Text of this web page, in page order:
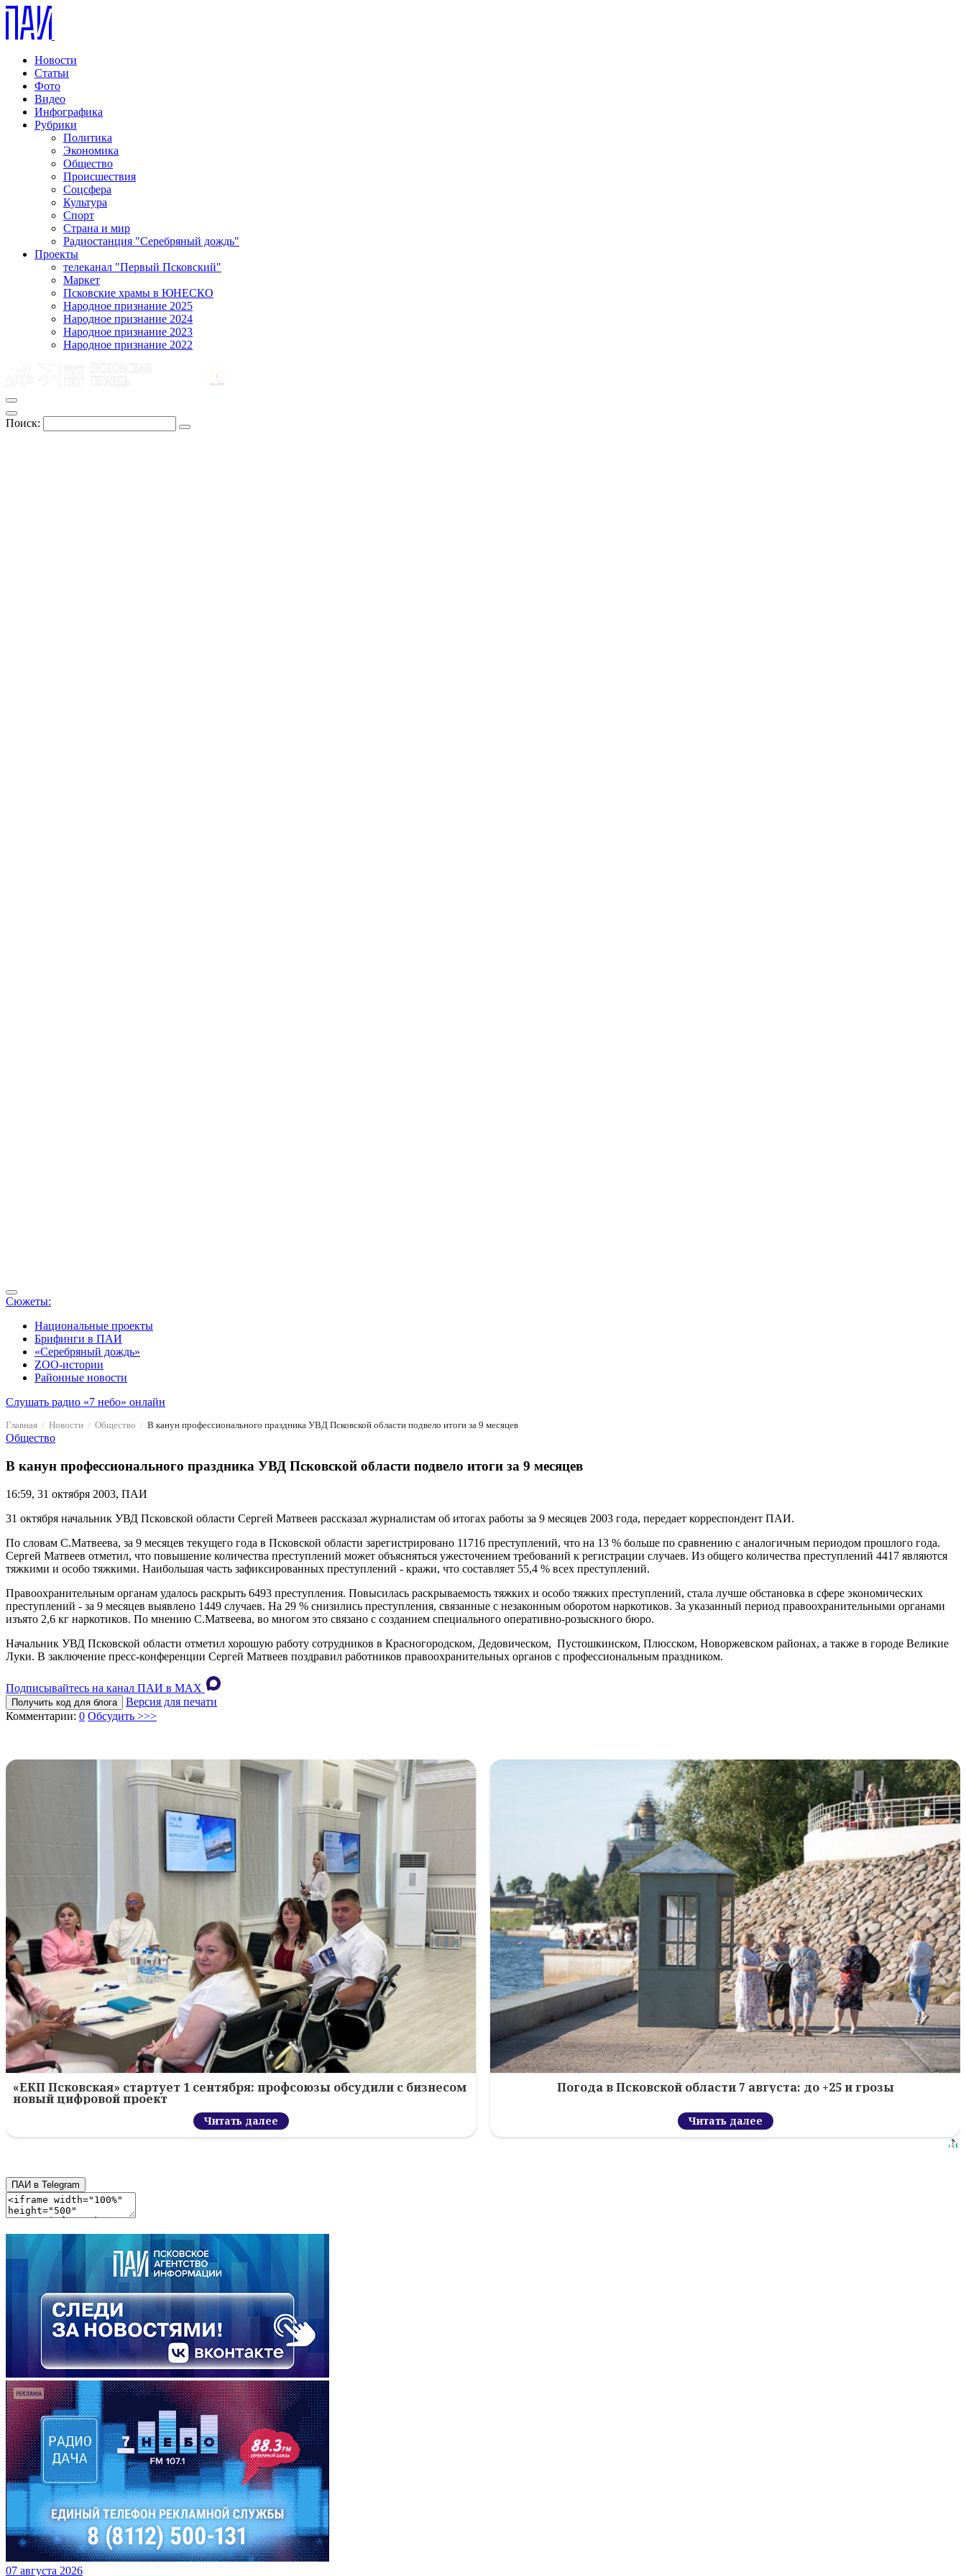
Новости
Статьи
Фото
Видео
Инфографика
Рубрики
Политика
Экономика
Общество
Происшествия
Соцсфера
Культура
Спорт
Страна и мир
Радиостанция "Серебряный дождь"
Проекты
телеканал "Первый Псковский"
Маркет
Псковские храмы в ЮНЕСКО
Народное признание 2025
Народное признание 2024
Народное признание 2023
Народное признание 2022
Поиск:
Сюжеты:
Национальные проекты
Брифинги в ПАИ
«Серебряный дождь»
ZOO-истории
Районные новости
Слушать радио «7 небо» онлайн
Главная Новости Общество В канун профессионального праздника УВД Псковской области подвело итоги за 9 месяцев
Общество
В канун профессионального праздника УВД Псковской области подвело итоги за 9 месяцев
16:59, 31 октября 2003, ПАИ
31 октября начальник УВД Псковской области Сергей Матвеев рассказал журналистам об итогах работы за 9 месяцев 2003 года, передает корреспондент ПАИ.
По словам С.Матвеева, за 9 месяцев текущего года в Псковской области зарегистрировано 11716 преступлений, что на 13 % больше по сравнению с аналогичным периодом прошлого года.
Сергей Матвеев отметил, что повышение количества преступлений может объясняться ужесточением требований к регистрации случаев. Из общего количества преступлений 4417 являются
тяжкими и особо тяжкими. Наибольшая часть зафиксированных преступлений - кражи, что составляет 55,4 % всех преступлений.
Правоохранительным органам удалось раскрыть 6493 преступления. Повысилась раскрываемость тяжких и особо тяжких преступлений, стала лучше обстановка в сфере экономических
преступлений - за 9 месяцев выявлено 1449 случаев. На 29 % снизились преступления, связанные с незаконным оборотом наркотиков. За указанный период правоохранительными органами
изъято 2,6 кг наркотиков. По мнению С.Матвеева, во многом это связано с созданием специального оперативно-розыскного бюро.
Начальник УВД Псковской области отметил хорошую работу сотрудников в Красногородском, Дедовическом, Пустошкинском, Плюсском, Новоржевском районах, а также в городе Великие
Луки. В заключение пресс-конференции Сергей Матвеев поздравил работников правоохранительных органов с профессиональным праздником.
Подписывайтесь на канал ПАИ в MAХ
Получить код для блога
Версия для печати
Комментарии: 0 Обсудить >>>
«ЕКП Псковская» стартует 1 сентября: профсоюзы обсудили с бизнесом
новый цифровой проект
Читать далее
Погода в Псковской области 7 августа: до +25 и грозы
Читать далее
ПАИ в Telegram
07 августа 2026